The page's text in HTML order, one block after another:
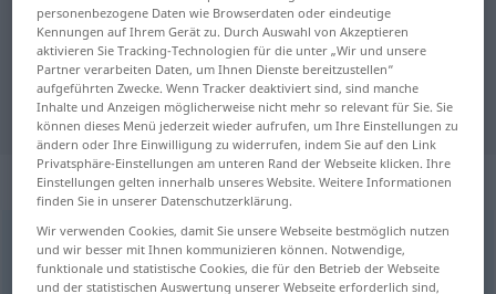
Deutsch-Kroatisch Übersetzung für
"geradezu"
"geradezu" Kroatisch Übersetzung
„geradezu“: Adverb
geradezuadv
Übersicht aller Übersetzungen
personenbezogene Daten wie Browserdaten oder eindeutige
Kennungen auf Ihrem Gerät zu. Durch Auswahl von Akzeptieren
aktivieren Sie Tracking-Technologien für die unter „Wir und unsere
Partner verarbeiten Daten, um Ihnen Dienste bereitzustellen“
aufgeführten Zwecke. Wenn Tracker deaktiviert sind, sind manche
Inhalte und Anzeigen möglicherweise nicht mehr so relevant für Sie. Sie
können dieses Menü jederzeit wieder aufrufen, um Ihre Einstellungen zu
ändern oder Ihre Einwilligung zu widerrufen, indem Sie auf den Link
Privatsphäre-Einstellungen am unteren Rand der Webseite klicken. Ihre
Einstellungen gelten innerhalb unseres Website. Weitere Informationen
finden Sie in unserer Datenschutzerklärung.
Wir verwenden Cookies, damit Sie unsere Webseite bestmöglich nutzen
und wir besser mit Ihnen kommunizieren können. Notwendige,
funktionale und statistische Cookies, die für den Betrieb der Webseite
und der statistischen Auswertung unserer Webseite erforderlich sind,